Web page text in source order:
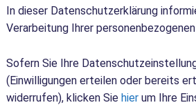
In dieser Datenschutzerklärung
Verarbeitung Ihrer
Sofern Sie Ihre
(Einwilligungen erteilen oder bereits
widerrufen), klicken Siehier um Ihre